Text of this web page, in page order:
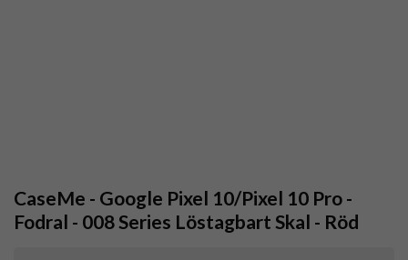
CaseMe - Google Pixel 10/Pixel 10 Pro -
Fodral - 008 Series Löstagbart Skal - Röd